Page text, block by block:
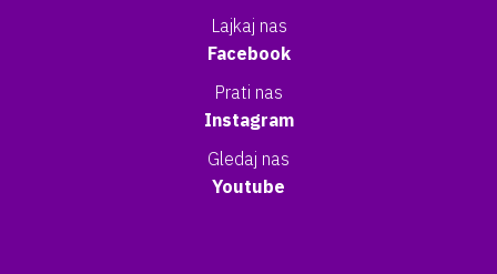
Lajkaj nas
Facebook
Prati nas
Instagram
Gledaj nas
Youtube